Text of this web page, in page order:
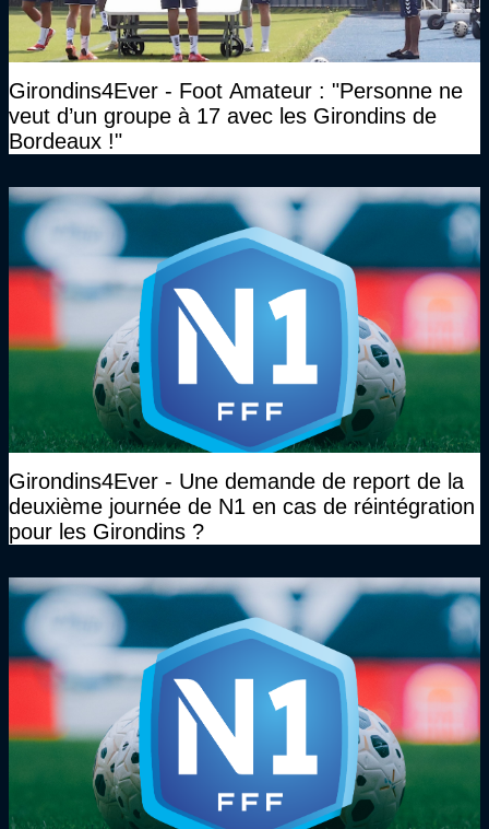
Girondins4Ever - Foot Amateur : "Personne ne
veut d’un groupe à 17 avec les Girondins de
Bordeaux !"
Girondins4Ever - Une demande de report de la
deuxième journée de N1 en cas de réintégration
pour les Girondins ?